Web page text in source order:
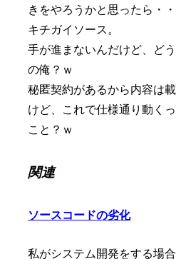
きをやろうかと思ったら・
キチガイソース。
手が進まないんだけど、ど
の俺？ｗ
秘匿契約があるから内容は
けど、これで仕様通り動く
こと？ｗ
関連
ソースコードの劣化
私がシステム開発をする場